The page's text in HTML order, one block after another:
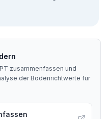
zusammenfassen und
der Bodenrichtwerte für